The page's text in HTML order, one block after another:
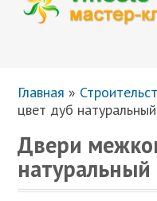
Главная »
цвет дуб натуральный
Двери
натуральный